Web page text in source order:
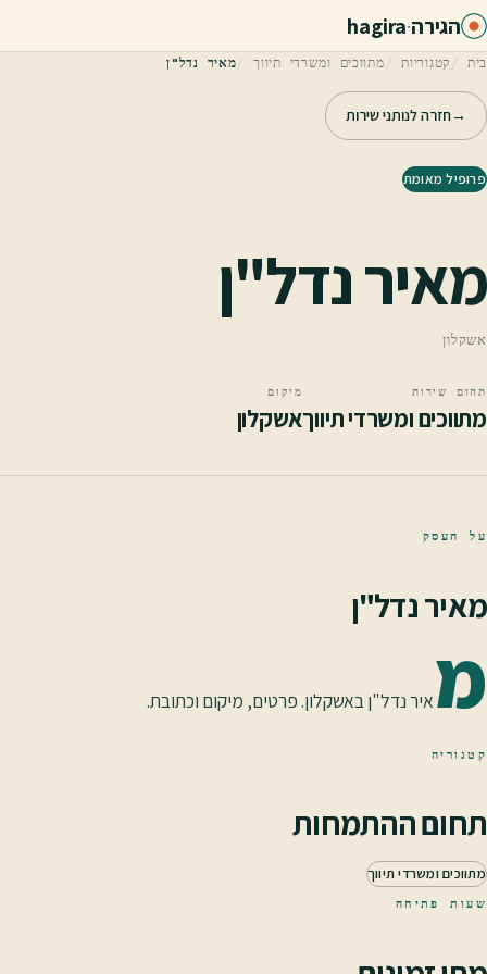
דלג לתוכן הראשי
הגירה·
hagira
בית קטגוריות מתווכים ומשרדי תיווך מאיר נדל"ן
→חזרה לנותני שירות
פרופיל מאומת
מאיר נדל"ן
אשקלון
תחום שירות
מתווכים ומשרדי תיווך
מיקום
אשקלון
על העסק
מאיר נדל"ן
מאיר נדל"ן באשקלון. פרטים, מיקום וכתובת.
קטגוריה
תחום ההתמחות
מתווכים ומשרדי תיווך
שעות פתיחה